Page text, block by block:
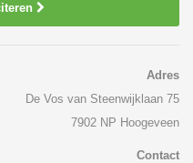
Adres
De Vos van Steenwijklaan 75
7902 NP Hoogeveen
Contact